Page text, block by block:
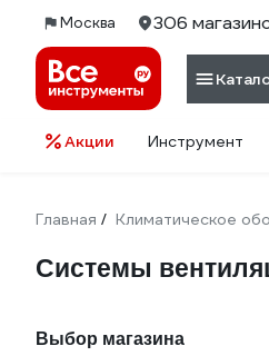
Москва 306
Акции Инструмент
Главная / Климатическое
Системы
Выбор магазина